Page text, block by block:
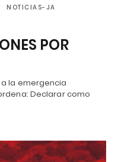
NOTICIAS-JA
POR
a la emergencia
Declarar como